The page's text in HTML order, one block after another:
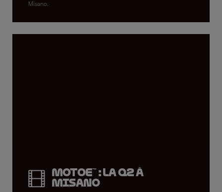
Misano.
MotoE™ : la Q2 à
Misano